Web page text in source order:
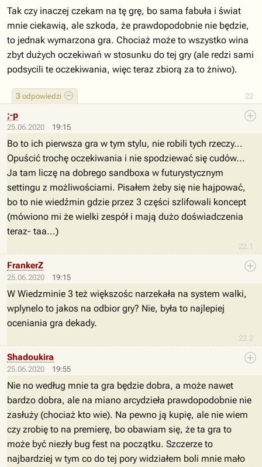
22
3 odpowiedzi
Tak czy inaczej czekam na tę grę, bo sama fabuła i świat
mnie ciekawią, ale szkoda, że prawdopodobnie nie będzie,
to jednak wymarzona gra. Chociaż może to wszystko wina
zbyt dużych oczekiwań w stosunku do tej gry (ale redzi sami
podsycili te oczekiwania, więc teraz zbiorą za to żniwo).
25.06.2020 19:15
22.1
;-p
Bo to ich pierwsza gra w tym stylu, nie robili tych rzeczy...
Opuścić trochę oczekiwania i nie spodziewać się cudów...
Ja tam liczę na dobrego sandboxa w futurystycznym
settingu z możliwościami. Pisałem żeby się nie hajpować,
bo to nie wiedźmin gdzie przez 3 części szlifowali koncept
(mówiono mi że wielki zespół i mają dużo doświadczenia
teraz- taa...)
25.06.2020 19:15
22.2
FrankerZ
W Wiedzminie 3 też większośc narzekała na system walki,
wplynelo to jakos na odbior gry? Nie, była to najlepiej
oceniania gra dekady.
25.06.2020 19:55
Shadoukira
Nie no według mnie ta gra będzie dobra, a może nawet
bardzo dobra, ale na miano arcydzieła prawdopodobnie nie
zasłuży (chociaż kto wie). Na pewno ją kupię, ale nie wiem
czy zrobię to na premierę, bo obawiam się, że ta gra to
może być niezły bug fest na początku. Szczerze to
najbardziej w tym co do tej pory widziałem boli mnie mało